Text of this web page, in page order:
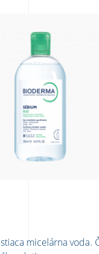
micelárna voda.